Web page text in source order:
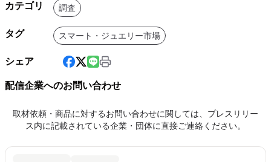
カテゴリ 調査
タグ スマート・ジュエリー市場
シェア
配信企業へのお問い合わせ
取材依頼・商品に対するお問い合わせに関しては、プレスリリー
ス内に記載されている企業・団体に直接ご連絡ください。